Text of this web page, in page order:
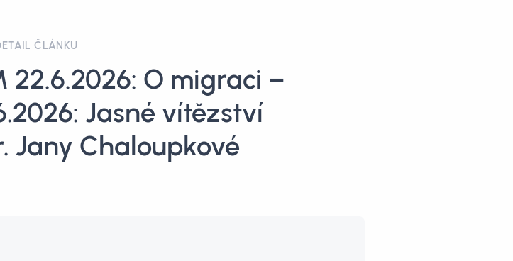
ČLÁNKU
22.6.2026: O migraci –
Jasné vítězství
Jany Chaloupkové